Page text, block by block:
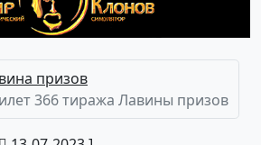
призов
366 тиража Лавины призов